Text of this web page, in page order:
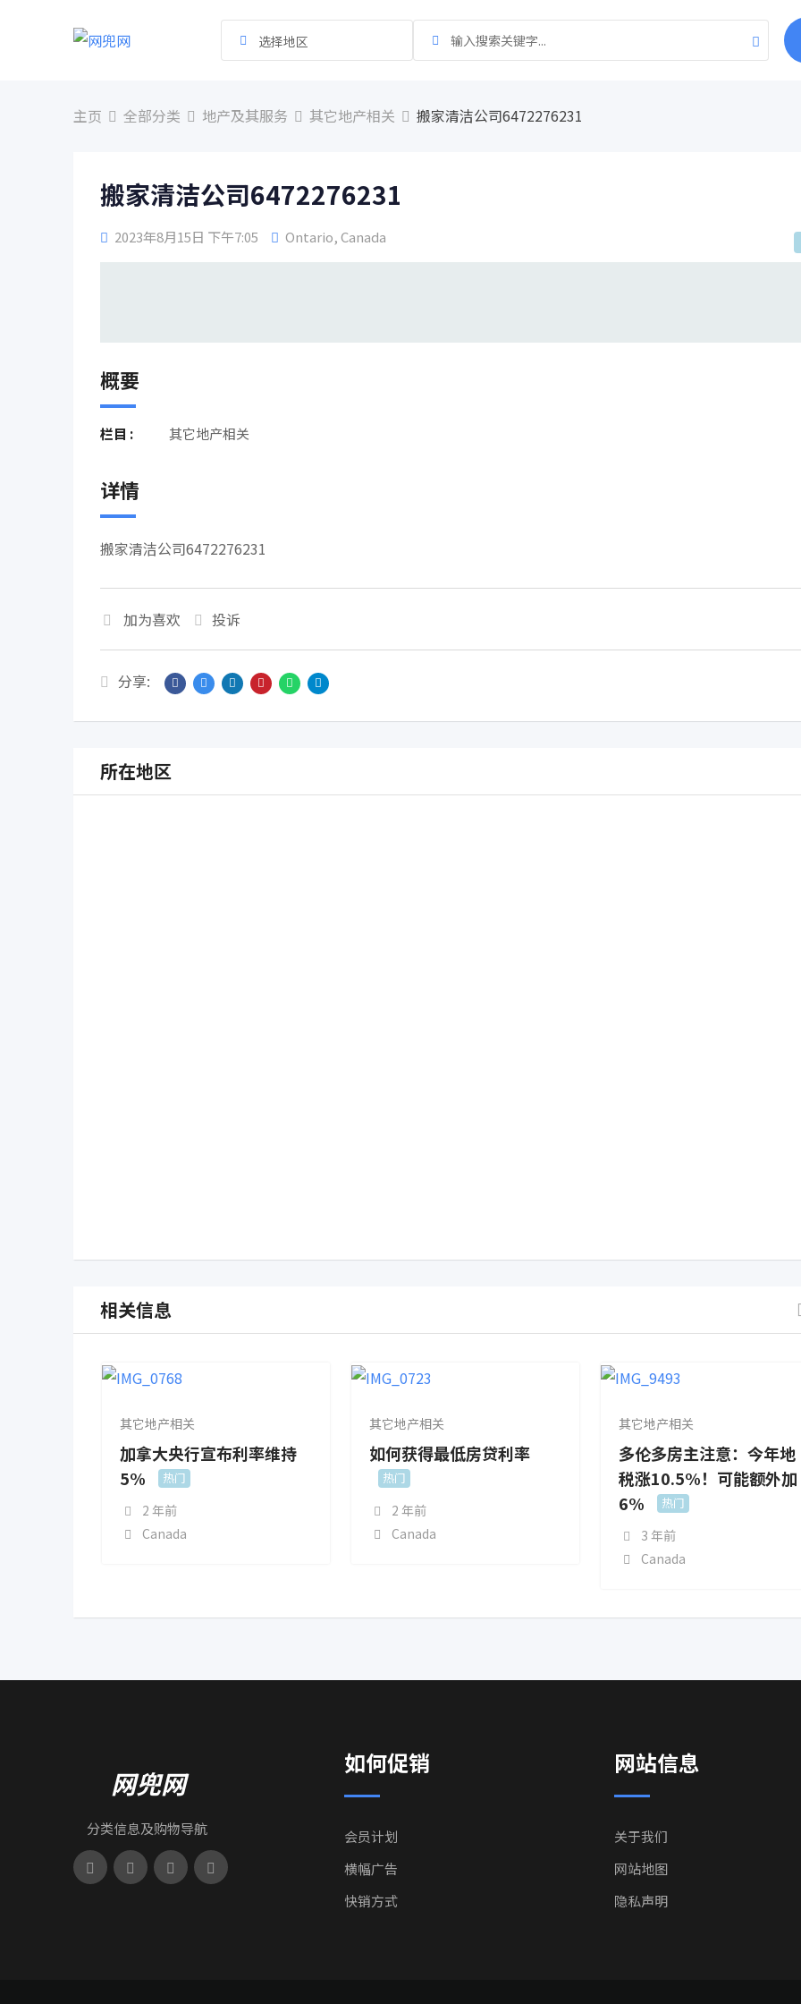
选择地区
主页 全部分类 地产及其服务 其它地产相关 搬家清洁公司6472276231
搬家清洁公司6472276231
2023年8月15日 下午7:05 Ontario,Canada
概要
栏目 : 其它地产相关
详情
搬家清洁公司6472276231
加为喜欢 投诉
分享:
所在地区
相关信息
其它地产相关
加拿大央行宣布利率维持
5%
热门
2 年前
Canada
其它地产相关
如何获得最低房贷利率
热门
2 年前
Canada
其它地产相关
多伦多房主注意：今年地
税涨10.5%！可能额外加
6%
热门
3 年前
Canada
网兜网
分类信息及购物导航
如何促销
会员计划
横幅广告
快销方式
网站信息
关于我们
网站地图
隐私声明